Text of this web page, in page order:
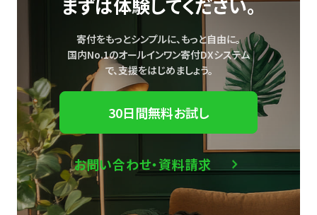
寄付をもっとシンプルに、もっと自由に。
国内No.1のオールインワン寄付DXシステム
で、支援をはじめましょう。
30日間無料お試し
お問い合わせ・資料請求